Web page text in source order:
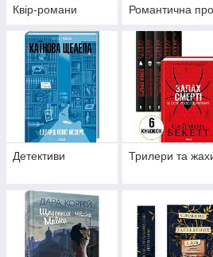
Квір-романи Романтична
Детективи Трилери та